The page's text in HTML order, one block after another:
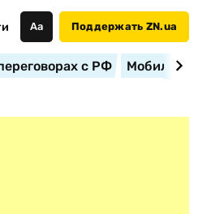
Аа Поддержать ZN.ua
с РФ